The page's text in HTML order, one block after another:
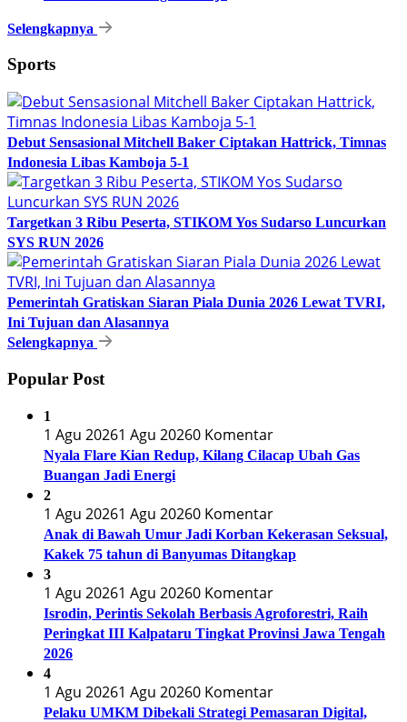
Selengkapnya
Sports
Debut Sensasional Mitchell Baker Ciptakan Hattrick, Timnas
Indonesia Libas Kamboja 5-1
Targetkan 3 Ribu Peserta, STIKOM Yos Sudarso Luncurkan
SYS RUN 2026
Pemerintah Gratiskan Siaran Piala Dunia 2026 Lewat TVRI,
Ini Tujuan dan Alasannya
Selengkapnya
Popular Post
1
1 Agu 20261 Agu 20260 Komentar
Nyala Flare Kian Redup, Kilang Cilacap Ubah Gas
Buangan Jadi Energi
2
1 Agu 20261 Agu 20260 Komentar
Anak di Bawah Umur Jadi Korban Kekerasan Seksual,
Kakek 75 tahun di Banyumas Ditangkap
3
1 Agu 20261 Agu 20260 Komentar
Isrodin, Perintis Sekolah Berbasis Agroforestri, Raih
Peringkat III Kalpataru Tingkat Provinsi Jawa Tengah
2026
4
1 Agu 20261 Agu 20260 Komentar
Pelaku UMKM Dibekali Strategi Pemasaran Digital,